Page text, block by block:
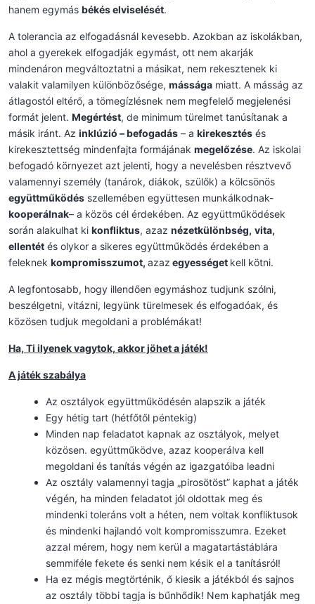
hanem egymás békés elviselését.
A tolerancia az elfogadásnál kevesebb. Azokban az iskolákban,
ahol a gyerekek elfogadják egymást, ott nem akarják
mindenáron megváltoztatni a másikat, nem rekesztenek ki
valakit valamilyen különbözősége, mássága miatt. A másság az
átlagostól eltérő, a tömegízlésnek nem megfelelő megjelenési
formát jelent. Megértést, de minimum türelmet tanúsítanak a
másik iránt. Az inklúzió – befogadás – a kirekesztés és
kirekesztettség mindenfajta formájának megelőzése. Az iskolai
befogadó környezet azt jelenti, hogy a nevelésben résztvevő
valamennyi személy (tanárok, diákok, szülők) a kölcsönös
együttműködés szellemében együttesen munkálkodnak-
kooperálnak– a közös cél érdekében. Az együttműködések
során alakulhat ki konfliktus, azaz nézetkülönbség, vita,
ellentét és olykor a sikeres együttműködés érdekében a
feleknek kompromisszumot, azaz egyességet kell kötni.
A legfontosabb, hogy illendően egymáshoz tudjunk szólni,
beszélgetni, vitázni, legyünk türelmesek és elfogadóak, és
közösen tudjuk megoldani a problémákat!
Ha, Ti ilyenek vagytok, akkor jöhet a játék!
A játék szabálya
Az osztályok együttműködésén alapszik a játék
Egy hétig tart (hétfőtől péntekig)
Minden nap feladatot kapnak az osztályok, melyet
közösen. együttműködve, azaz kooperálva kell
megoldani és tanítás végén az igazgatóiba leadni
Az osztály valamennyi tagja „pirosötöst” kaphat a játék
végén, ha minden feladatot jól oldottak meg és
mindenki toleráns volt a héten, nem voltak konfliktusok
és mindenki hajlandó volt kompromisszumra. Ezeket
azzal mérem, hogy nem kerül a magatartástáblára
semmiféle fekete és senki nem késik el a tanításról!
Ha ez mégis megtörténik, ő kiesik a játékból és sajnos
az osztály többi tagja is bűnhődik! Nem kaphatják meg